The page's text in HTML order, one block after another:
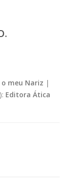
o meu Nariz |
Editora Ática